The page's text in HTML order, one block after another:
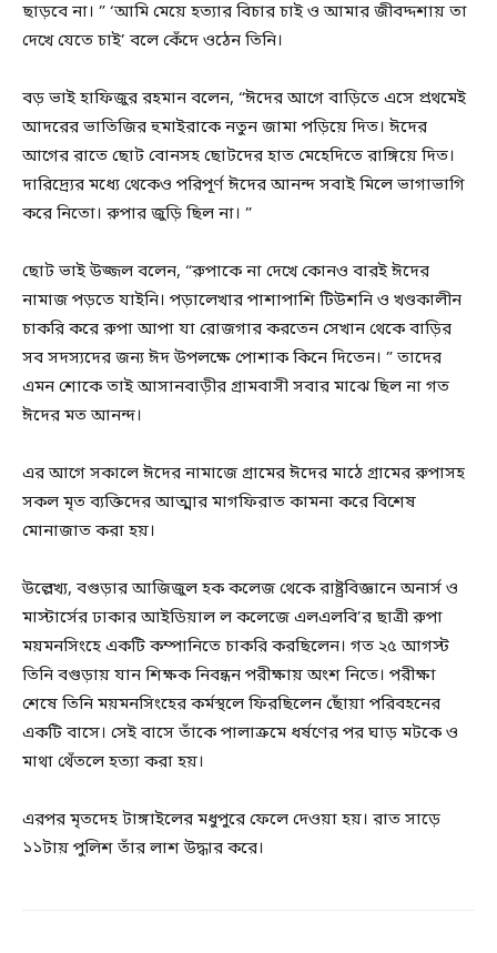
ছাড়বে না। ” ‘আমি মেয়ে হত্যার বিচার চাই ও আমার জীবদ্দশায় তা
দেখে যেতে চাই’ বলে কেঁদে ওঠেন তিনি।
বড় ভাই হাফিজুর রহমান বলেন, “ঈদের আগে বাড়িতে এসে প্রথমেই
আদরের ভাতিজির হুমাইরাকে নতুন জামা পড়িয়ে দিত। ঈদের
আগের রাতে ছোট বোনসহ ছোটদের হাত মেহেদিতে রাঙ্গিয়ে দিত।
দারিদ্র্যের মধ্যে থেকেও পরিপূর্ণ ঈদের আনন্দ সবাই মিলে ভাগাভাগি
করে নিতো। রুপার জুড়ি ছিল না। ”
ছোট ভাই উজ্জল বলেন, “রুপাকে না দেখে কোনও বারই ঈদের
নামাজ পড়তে যাইনি। পড়ালেখার পাশাপাশি টিউশনি ও খণ্ডকালীন
চাকরি করে রুপা আপা যা রোজগার করতেন সেখান থেকে বাড়ির
সব সদস্যদের জন্য ঈদ উপলক্ষে পোশাক কিনে দিতেন। ” তাদের
এমন শোকে তাই আসানবাড়ীর গ্রামবাসী সবার মাঝে ছিল না গত
ঈদের মত আনন্দ।
এর আগে সকালে ঈদের নামাজে গ্রামের ঈদের মাঠে গ্রামের রুপাসহ
সকল মৃত ব্যক্তিদের আত্মার মাগফিরাত কামনা করে বিশেষ
মোনাজাত করা হয়।
উল্লেখ্য, বগুড়ার আজিজুল হক কলেজ থেকে রাষ্ট্রবিজ্ঞানে অনার্স ও
মাস্টার্সের ঢাকার আইডিয়াল ল কলেজে এলএলবি’র ছাত্রী রুপা
ময়মনসিংহে একটি কম্পানিতে চাকরি করছিলেন। গত ২৫ আগস্ট
তিনি বগুড়ায় যান শিক্ষক নিবন্ধন পরীক্ষায় অংশ নিতে। পরীক্ষা
শেষে তিনি ময়মনসিংহের কর্মস্থলে ফিরছিলেন ছোঁয়া পরিবহনের
একটি বাসে। সেই বাসে তাঁকে পালাক্রমে ধর্ষণের পর ঘাড় মটকে ও
মাথা থেঁতলে হত্যা করা হয়।
এরপর মৃতদেহ টাঙ্গাইলের মধুপুরে ফেলে দেওয়া হয়। রাত সাড়ে
১১টায় পুলিশ তাঁর লাশ উদ্ধার করে।